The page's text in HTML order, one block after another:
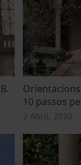
10 passos
2 Abril, 2020